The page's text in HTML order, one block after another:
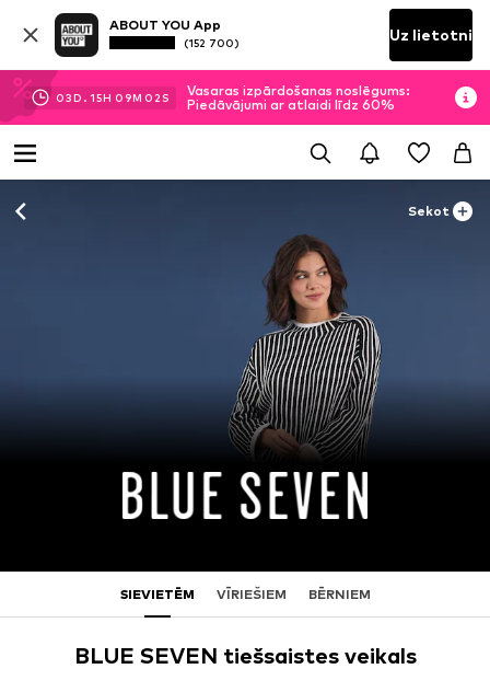
ABOUT YOU App
(152 700) Uz lietotni
03D. 15H 09M 00 S
Vasaras izpārdošanas noslēgums:
Piedāvājumi ar atlaidi līdz 60%
Sekot
SIEVIETĒM VĪRIEŠIEM BĒRNIEM
BLUE SEVEN tiešsaistes veikals